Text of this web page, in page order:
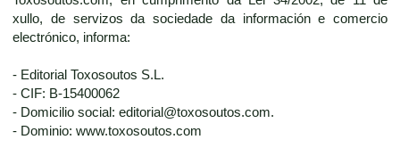
xullo, de servizos da sociedade da información e comercio
electrónico, informa:
- Editorial Toxosoutos S.L.
- CIF: B-15400062
- Domicilio social: editorial@toxosoutos.com.
- Dominio: www.toxosoutos.com